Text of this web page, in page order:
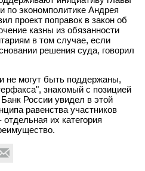
по экономполитике Андрея
проект поправок в закон об
казны из обязанности
в том случае, если
решения суда, говорил
не могут быть поддержаны,
знакомый с позицией
России увидел в этой
равенства участников
их категория